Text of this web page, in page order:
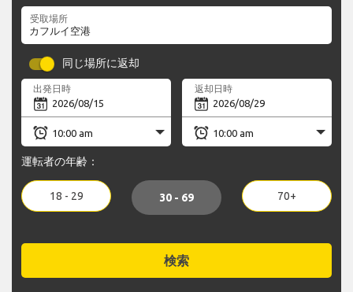
受取場所
同じ場所に返却
出発日時 返却日時
運転者の年齢：
18 - 29 30 - 69 70+
検索